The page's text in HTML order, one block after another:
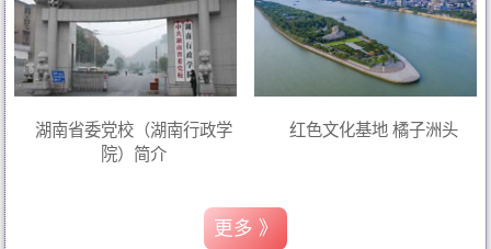
湖南省委党校（湖南行政学
院）简介
红色文化基地 橘子洲头
更多 》